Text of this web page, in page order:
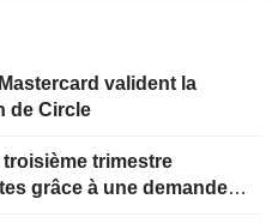
valident la
de Circle
trimestre
grâce à une demande